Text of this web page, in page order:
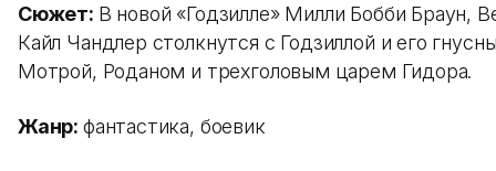
Сюжет: В новой «Годзилле» Милли Бобби Браун,
Кайл Чандлер столкнутся с Годзиллой и его
Мотрой, Роданом и трехголовым царем Гидора.
Жанр: фантастика, боевик